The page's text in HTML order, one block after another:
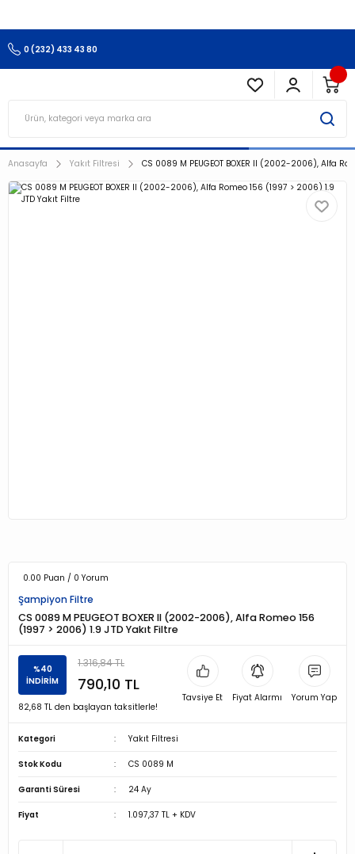
0 (232) 433 43 80
Anasayfa Yakıt Filtresi CS 0089 M PEUGEOT BOXER II (2002-2006), Alfa
0.00 Puan / 0 Yorum
Şampiyon Filtre
CS 0089 M PEUGEOT BOXER II (2002-2006), Alfa Romeo 156
(1997 > 2006) 1.9 JTD Yakıt Filtre
%40
İNDİRİM
1.316,84 TL
790,10 TL
82,68 TL den başlayan taksitlerle!
Tavsiye Et Fiyat Alarmı Yorum Yap
Kategori Yakıt Filtresi
Stok Kodu CS 0089 M
Garanti Süresi 24 Ay
Fiyat 1.097,37 TL + KDV